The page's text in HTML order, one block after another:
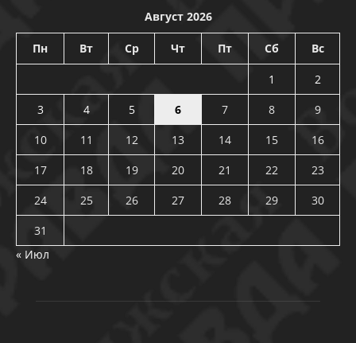
Август 2026
Пн Вт Ср Чт Пт Сб Вс
1
2
3
4 5 6 7 8
9
10
11 12 13 14 15
16
17
18 19 20 21 22
23
24
25 26 27 28 29
30
31
« Июл